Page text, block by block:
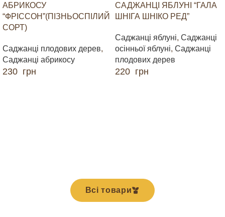
АБРИКОСУ
“ФРІССОН”(ПІЗНЬОСПІЛИЙ
СОРТ)
Саджанці плодових дерев,
Саджанці абрикосу
230 грн
САДЖАНЦІ ЯБЛУНІ “ГАЛА
ШНІГА ШНІКО РЕД”
Саджанці яблуні, Саджанці
осінньої яблуні, Саджанці
плодових дерев
220 грн
Всі товари